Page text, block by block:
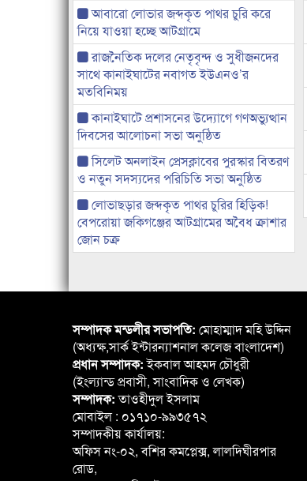
আবারো লোভার জব্দকৃত পাথর চুরি করে
নিয়ে যাওয়া হচ্ছে আটগ্রামে
রাজনৈতিক দলের নেতৃবৃন্দ ও সুধীজনদের
সাথে কানাইঘাটের নবাগত ইউএনও’র
মতবিনিময়
কানাইঘাটে প্রশাসনের উদ্যোগে গণঅভ্যুত্থান
দিবসের আলোচনা সভা অনুষ্ঠিত
সিলেট অনলাইন প্রেসক্লাবের পুরস্কার বিতরণ
ও নতুন সদস্যদের পরিচিতি সভা অনুষ্ঠিত
লোভাছড়ার জব্দকৃত পাথর চুরির হিড়িক!
বেপরোয়া জকিগঞ্জের আটগ্রামের অবৈধ ক্রাশার
জোন চক্র
সম্পাদক মন্ডলীর সভাপতি: মোহাম্মাদ মহি উদ্দিন
(অধ্যক্ষ,সার্ক ইন্টারন্যাশনাল কলেজ বাংলাদেশ)
প্রধান সম্পাদক:ইকবাল আহমদ চৌধুরী
(ইংল্যান্ড প্রবাসী, সাংবাদিক ও লেখক)
সম্পাদক:তাওহীদুল ইসলাম
মোবাইল : ০১৭১০-৯৯৩৫৭২
সম্পাদকীয় কার্যালয়:
অফিস নং-০২, বশির কমপ্লেক্স, লালদিঘীরপার
রোড,